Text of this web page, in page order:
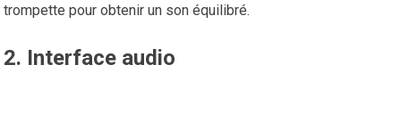
trompette pour obtenir un son équilibré.
2. Interface audio